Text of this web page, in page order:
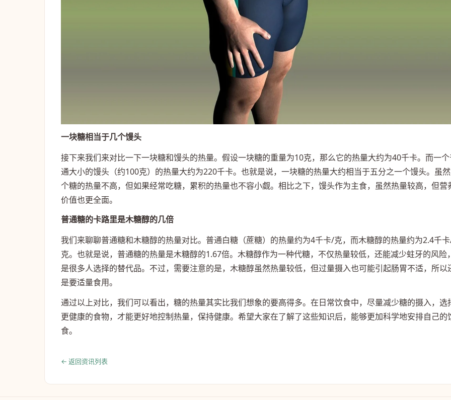
一块糖相当于几个馒头
接下来我们来对比一下一块糖和馒头的热量。假设一块糖的重量为10克，那么它的热量大约为40千卡。而一
通大小的馒头（约100克）的热量大约为220千卡。也就是说，一块糖的热量大约相当于五分之一个馒头。虽
个糖的热量不高，但如果经常吃糖，累积的热量也不容小觑。相比之下，馒头作为主食，虽然热量较高，但营
价值也更全面。
普通糖的卡路里是木糖醇的几倍
我们来聊聊普通糖和木糖醇的热量对比。普通白糖（蔗糖）的热量约为4千卡/克，而木糖醇的热量约为2.4千
克。也就是说，普通糖的热量是木糖醇的1.67倍。木糖醇作为一种代糖，不仅热量较低，还能减少蛀牙的风险
是很多人选择的替代品。不过，需要注意的是，木糖醇虽然热量较低，但过量摄入也可能引起肠胃不适，所以
是要适量食用。
通过以上对比，我们可以看出，糖的热量其实比我们想象的要高得多。在日常饮食中，尽量减少糖的摄入，选
更健康的食物，才能更好地控制热量，保持健康。希望大家在了解了这些知识后，能够更加科学地安排自己的
食。
← 返回资讯列表